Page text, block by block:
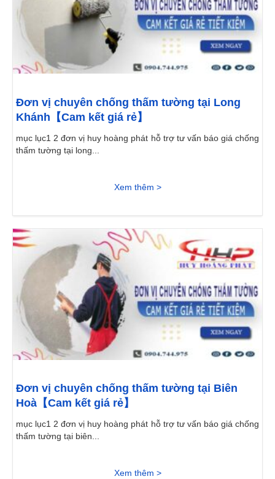
Đơn vị chuyên chống thấm tường tại Long
Khánh【Cam kết giá rẻ】
mục lục1 2 đơn vị huy hoàng phát hỗ trợ tư vấn báo giá chống
thấm tường tại long...
Xem thêm >
Đơn vị chuyên chống thấm tường tại Biên
Hoà【Cam kết giá rẻ】
mục lục1 2 đơn vị huy hoàng phát hỗ trợ tư vấn báo giá chống
thấm tường tại biên...
Xem thêm >